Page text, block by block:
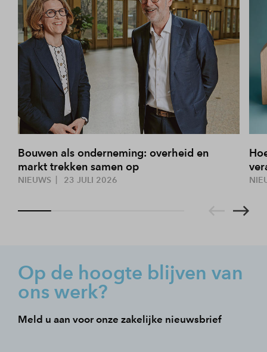
Bouwen als onderneming: overheid en
markt trekken samen op
NIEUWS 23 JULI 2026
Op de hoogte blijven van
ons werk?
Meld u aan voor onze zakelijke nieuwsbrief